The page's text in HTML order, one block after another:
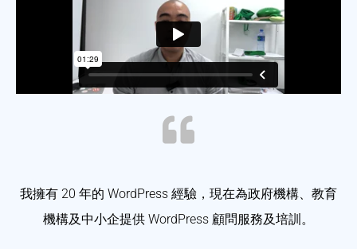
我擁有 20 年的 WordPress 經驗，現在為政府機構、教育
機構及中小企提供 WordPress 顧問服務及培訓。